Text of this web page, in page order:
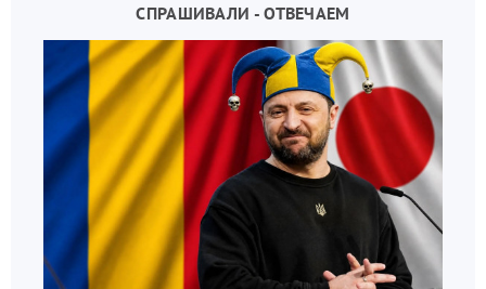
СПРАШИВАЛИ - ОТВЕЧАЕМ